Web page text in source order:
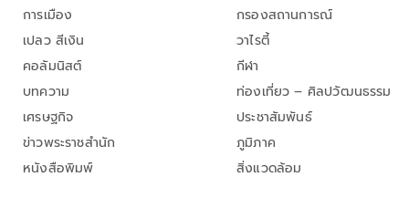
การเมือง
เปลว สีเงิน
คอลัมนิสต์
บทความ
เศรษฐกิจ
ข่าวพระราชสำนัก
หนังสือพิมพ์
กรองสถานการณ์
วาไรตี้
กีฬา
ท่องเที่ยว – ศิลปวัฒนธรรม
ประชาสัมพันธ์
ภูมิภาค
สิ่งแวดล้อม